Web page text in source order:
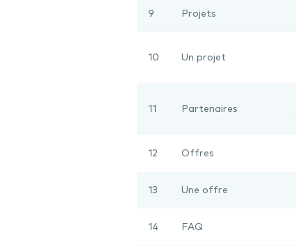
9 Projets
10 Un projet
11 Partenaires
12 Offres
13 Une offre
14 FAQ